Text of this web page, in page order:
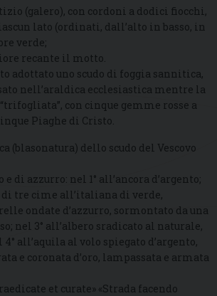
(galero), con cordoni a dodici fiocchi,
lato (ordinati, dall’alto in basso, in
verde;
recante il motto.
adottato uno scudo di foggia sannitica,
nell’araldica ecclesiastica mentre la
con cinque gemme rosse a
Piaghe di Cristo.
(blasonatura) dello scudo del Vescovo
di azzurro: nel 1° all’ancora d’argento;
di tre cime all’italiana di verde,
ondate d’azzurro, sormontato da una
nel 3° all’albero sradicato al naturale,
all’aquila al volo spiegato d’argento,
e coronata d’oro, lampassata e armata
et curate» «Strada facendo